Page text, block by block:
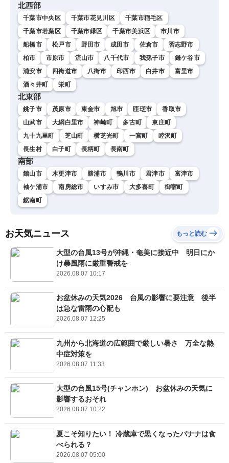
北西部
千葉市中央区 千葉市花見川区
千葉市稲毛区
千葉市若葉区
千葉市緑区 千葉市美浜区
市川市
船橋市
松戸市 野田市 成田市 佐倉市
習志野市
柏市
市原市 流山市 八千代市 我孫子市
鎌ケ谷市
浦安市
四街道市 八街市 印西市 白井市
富里市
酒々井町
栄町
北東部
銚子市 茂原市 東金市 旭市 匝瑳市
香取市
山武市
大網白里市 神崎町 多古町
東庄町
九十九里町
芝山町 横芝光町 一宮町
睦沢町
長生村
白子町 長柄町 長南町
南部
館山市 木更津市 勝浦市 鴨川市 君津市
富津市
袖ケ浦市
南房総市 いすみ市 大多喜町
御宿町
鋸南町
お天気ニュース もっと読む
大型の台風13号が沖縄・奄美に接近中 明日にか
け暴風雨に厳重警戒を
2026.08.07 10:17
お盆休みの天気2026 台風の影響に要注意 後半
は急な雷雨の心配も
2026.08.07 12:25
九州から北海道の広範囲で厳しい暑さ 万全な熱
中症対策を
2026.08.07 11:33
大型の台風15号(チャンホン) お盆休みの天気に
影響するおそれ
2026.08.07 10:22
夏こそ知りたい！ 冷蔵庫で黒くなったバナナは食
べられる？
2026.08.07 05:00